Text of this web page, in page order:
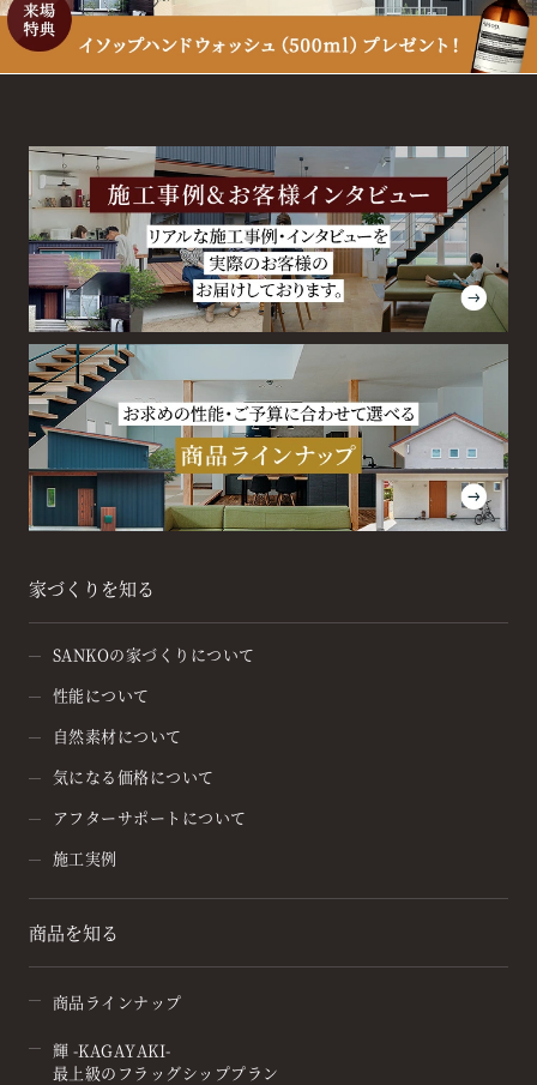
家づくりを知る
SANKOの家づくりについて
性能について
自然素材について
気になる価格について
アフターサポートについて
施工実例
商品を知る
商品ラインナップ
輝 -KAGAYAKI-
最上級のフラッグシッププラン